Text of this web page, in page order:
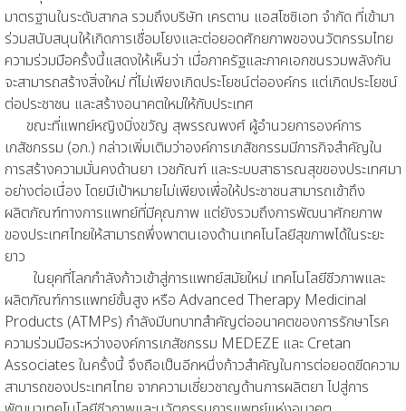
มาตรฐานในระดับสากล รวมถึงบริษัท เครตาน แอสโซซิเอท จำกัด ที่เข้ามา
ร่วมสนับสนุนให้เกิดการเชื่อมโยงและต่อยอดศักยภาพของนวัตกรรมไทย
ความร่วมมือครั้งนี้แสดงให้เห็นว่า เมื่อภาครัฐและภาคเอกชนรวมพลังกัน
จะสามารถสร้างสิ่งใหม่ ที่ไม่เพียงเกิดประโยชน์ต่อองค์กร แต่เกิดประโยชน์
ต่อประชาชน และสร้างอนาคตใหม่ให้กับประเทศ
ขณะที่แพทย์หญิงมิ่งขวัญ สุพรรณพงศ์ ผู้อำนวยการองค์การ
เภสัชกรรม (อภ.) กล่าวเพิ่มเติมว่าองค์การเภสัชกรรมมีภารกิจสำคัญใน
การสร้างความมั่นคงด้านยา เวชภัณฑ์ และระบบสาธารณสุขของประเทศมา
อย่างต่อเนื่อง โดยมีเป้าหมายไม่เพียงเพื่อให้ประชาชนสามารถเข้าถึง
ผลิตภัณฑ์ทางการแพทย์ที่มีคุณภาพ แต่ยังรวมถึงการพัฒนาศักยภาพ
ของประเทศไทยให้สามารถพึ่งพาตนเองด้านเทคโนโลยีสุขภาพได้ในระยะ
ยาว
ในยุคที่โลกกำลังก้าวเข้าสู่การแพทย์สมัยใหม่ เทคโนโลยีชีวภาพและ
ผลิตภัณฑ์การแพทย์ขั้นสูง หรือ Advanced Therapy Medicinal
Products (ATMPs) กำลังมีบทบาทสำคัญต่ออนาคตของการรักษาโรค
ความร่วมมือระหว่างองค์การเภสัชกรรม MEDEZE และ Cretan
Associates ในครั้งนี้ จึงถือเป็นอีกหนึ่งก้าวสำคัญในการต่อยอดขีดความ
สามารถของประเทศไทย จากความเชี่ยวชาญด้านการผลิตยา ไปสู่การ